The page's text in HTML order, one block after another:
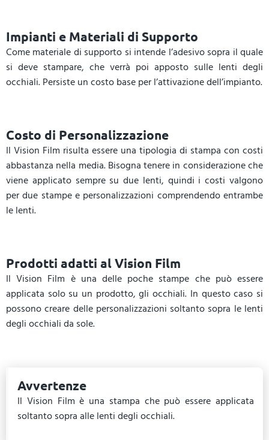
Impianti e Materiali di Supporto
Come materiale di supporto si intende l’adesivo sopra il quale
si deve stampare, che verrà poi apposto sulle lenti degli
occhiali. Persiste un costo base per l’attivazione dell’impianto.
Costo di Personalizzazione
Il Vision Film risulta essere una tipologia di stampa con costi
abbastanza nella media. Bisogna tenere in considerazione che
viene applicato sempre su due lenti, quindi i costi valgono
per due stampe e personalizzazioni comprendendo entrambe
le lenti.
Prodotti adatti al Vision Film
Il Vision Film è una delle poche stampe che può essere
applicata solo su un prodotto, gliocchiali. In questo caso si
possono creare delle personalizzazioni soltanto sopra le lenti
degli occhiali da sole.
Avvertenze
Il Vision Film è una stampa che può essere applicata
soltanto sopra alle lenti degli occhiali.